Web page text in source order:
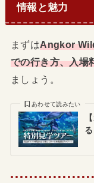
情報と魅力
まずはAngkor
での行き方、入場
ましょう。
あわせて読みたい